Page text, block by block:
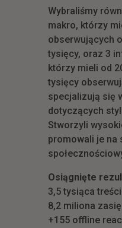
Wybraliśmy
makro, którzy
obserwujących
tysięcy, oraz 3
którzy mieli od
tysięcy
specjalizują się
dotyczących
Stworzyli
promowali je na
Osiągnięte
3,5 tysiąca
8,2 miliona
+155 offline